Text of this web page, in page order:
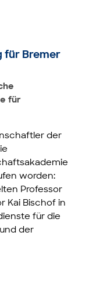
für Bremer
für
der
worden:
Professor
Kai Bischof in
für die
der